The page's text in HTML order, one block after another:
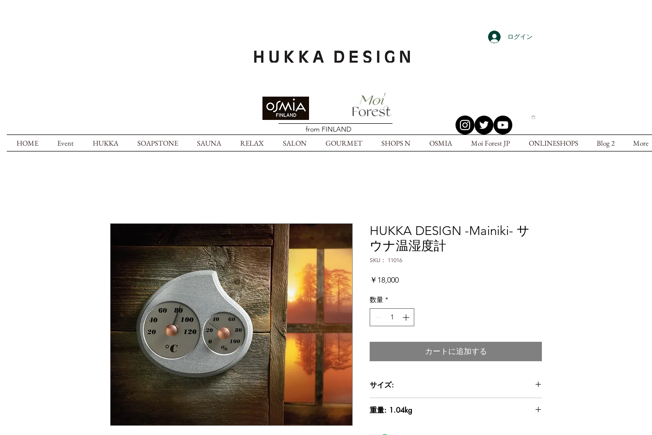
ログイン
from FINLAND
HOME Event HUKKA SOAPSTONE SAUNA RELAX SALON GOURMET SHOPS N OSMIA Moi Forest JP ONLINESHOPS Blog 2 More
HUKKA DESIGN -Mainiki- サ
ウナ温湿度計
SKU： 11016
￥18,000価
数量 *
カートに追加する
サイズ:
メタルプレート 直径90mm/65mm
重量: 1.04kg